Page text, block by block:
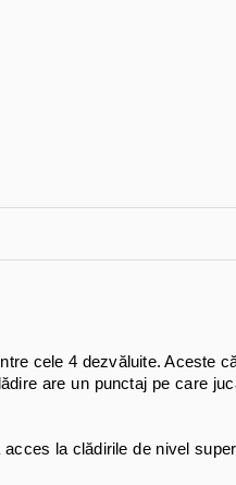
cele 4 dezvăluite. Aceste
are un punctaj pe care
la clădirile de nivel